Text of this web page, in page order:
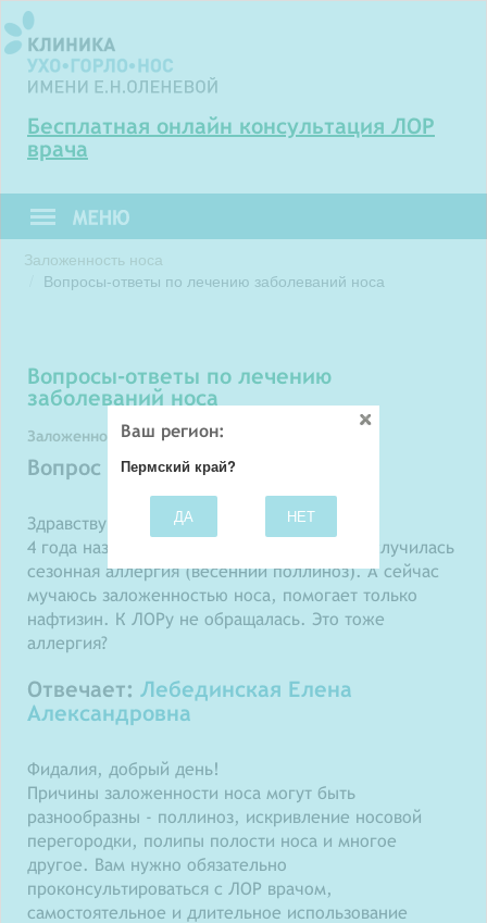
Бесплатная онлайн консультация ЛОР
врача
Заложенность носа
Вопросы-ответы по лечению заболеваний носа
вопросы-ответы по лечению
заболеваний носа
Заложенность носа
Вопрос задает: Фидалия
Здравствуйте!
4 года назад, как забеременела, впервые случилась
сезонная аллергия (весенний поллиноз). А сейчас
мучаюсь заложенностью носа, помогает только
нафтизин. К ЛОРу не обращалась. Это тоже
аллергия?
Отвечает: Лебединская Елена
Александровна
Фидалия, добрый день!
Причины заложенности носа могут быть
разнообразны - поллиноз, искривление носовой
перегородки, полипы полости носа и многое
другое. Вам нужно обязательно
проконсультироваться с ЛОР врачом,
самостоятельное и длительное использование
Ваш регион:
Пермский край?
ДА НЕТ